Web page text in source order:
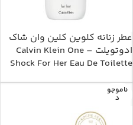
عطر زنانه کلوین کلین وان شاک
ادوتویلت – Calvin Klein One
Shock For Her Eau De Toilette
ناموجو
د